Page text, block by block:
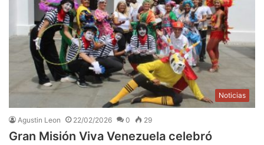
Noticias
Agustin Leon 22/02/2026 0 29
Gran Misión Viva Venezuela celebró